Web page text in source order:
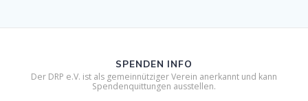
SPENDEN INFO
Der DRP e.V. ist als gemeinnütziger Verein anerkannt und kann
Spendenquittungen ausstellen.